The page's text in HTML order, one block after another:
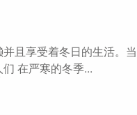
且享受着冬日的生活。
在严寒的冬季...